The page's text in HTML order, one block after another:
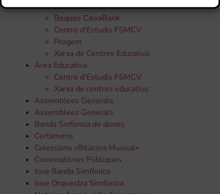
Àrea Educativa
Beques CaixaBank
Centre d'Estudis FSMCV
Progem
Xarxa de Centres Educatius
Àrea Educativa
Centre d'Estudis FSMCV
Xarxa de centres educatius
Assemblees Generals
Assemblees Generals
Banda Sinfònica de dones
Certàmens
Coleccions «Bitàcora Musical»
Convocatòries Públiques
Jove Banda Simfònica
Jove Orquestra Simfònica